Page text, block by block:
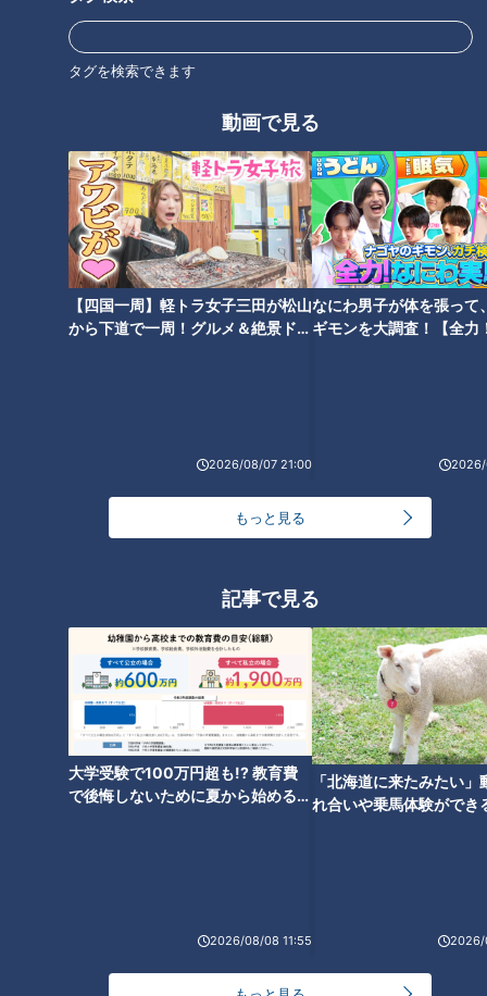
タグを検索できます
動画で見る
【四国一周】軽トラ女子三田が松山
から下道で一周！グルメ＆絶景ドラ
2026/08/07 21:00
なにわ男子が体を張って
ギモンを大調査！【全力
2026/
もっと見る
記事で見る
大学受験で100万円超も!? 教育費
で後悔しないために夏から始めるお
2026/08/08 11:55
「北海道に来たみたい」
れ合いや乗馬体験ができ
2026/
早速お店に伺うと、店内はすでに満席…。
時間を置いて再チャレンジすることにして、調査を再開しま
惣菜もスイーツも種類がたくさんあって、中でもから
ただ、残念ながら来る時間が遅かった…。「いつもお客さんで
いっぱい」と聞いていただけあって、副島くんが訪ねた午後3
時には商品も残りわずかになっていました。
【あかりい菜】のからあげ